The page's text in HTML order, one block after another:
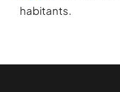
habitants.